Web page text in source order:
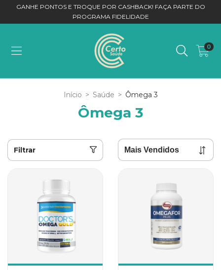
GANHE PONTOS E TROQUE POR CASHBACK! FAÇA PARTE DO
PROGRAMA FIDELIDADE
0
Início > Saúde > Ômega 3
Ômega 3
Filtrar